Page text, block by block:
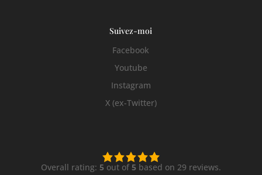
Suivez-moi
Facebook
Youtube
Instagram
X (ex-Twitter)
5,0
rating
Overall rating: 5 out of 5 based on 29 reviews.